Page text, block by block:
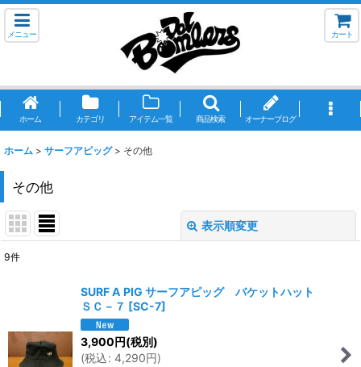
メニュー カート
ホーム カテゴリ アイテム一覧 商品検索 オーナーブログ
ホーム > サーフアピッグ > その他
その他
表示順変更
絞り込む
9件
SURF A PIG サーフアピッグ バケットハット
ＳＣ－７ [SC-7]
3,900円(税別)
(税込: 4,290円)